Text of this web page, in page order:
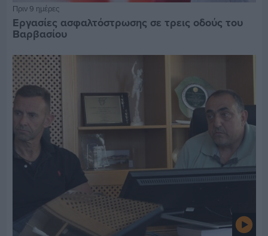
Πριν 9 ημέρες
Εργασίες ασφαλτόστρωσης σε τρεις οδούς του
Βαρβασίου